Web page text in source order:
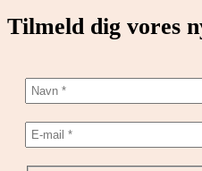
Tilmeld dig vores